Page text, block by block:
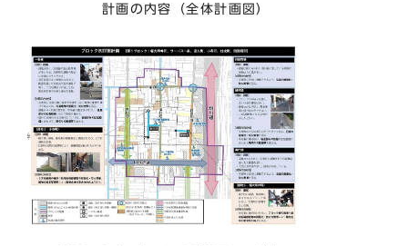
計画の内容（全体計画図）